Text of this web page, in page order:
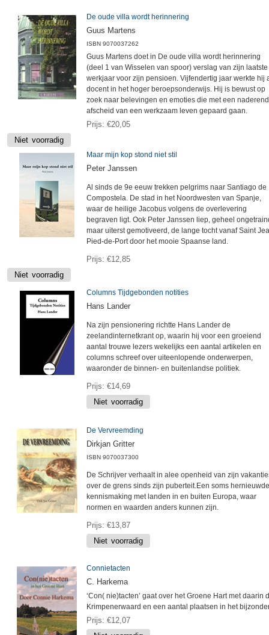
De oude villa wordt herinnering
Guus Martens
ISBN 9070037262
Guus Martens doet in De oude villa wordt herinnering
(deel 1 van Wisselen van spoor) verslag van zijn laatste
werkjaar voor zijn pensioen. Vijfendertig jaar werkte hij
docent in het hoger beroepsonderwijs. Hij is bewust op
zoek naar belevingen en emoties die met een naderend
afscheid van een werkzaam leven gepaard gaan.
Prijs €20,05
Maar mijn kop stond niet stil
Peter Janssen
Al sinds de 9e eeuw trekken pelgrims naar Santiago de
Compostela. De stad in het Noordwesten van Spanje,
waar de heilige Jacobus volgens de overlevering
begraven ligt. Ook Peter Janssen liep, geheel
maar uiterst gemotiveerd, de lange tocht vanaf Saint
Pied-de-Port door het mooie Spaanse land.
Prijs €12,85
Columns Tijdgebonden notities
Hans Lander
Na zijn pensionering richtte Hans Lander de
zeelandinternetkrant op, waarin hij voor een groeiend
aantal trouwe lezers wekelijks een aantal artikelen en
columns schreef over uiteenlopende onderwerpen,
waaronder de binnen- en buitenlandse politiek.
Prijs €14,69
De Vervreemding
Dirkjan Gritter
ISBN 9070037300
De Schrijver verhaalt in alee openheid van zijn
over de grens sinds zijn puberteit.Een soms hernieuwde
kennismaking met landen in en buiten Europa, waar
normen en waarden anders kunnen zijn.
Prijs €13,87
Connietacten
C. Harkema
‘Con( nie)tacten’ gaat over het Groene Hart met daarin
Krimpenerwaard en een aantal plaatsen in het
Prijs €12,07